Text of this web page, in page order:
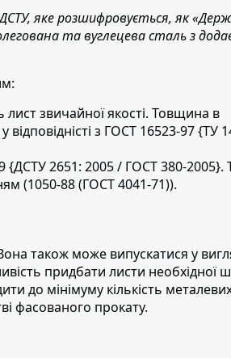
яке розшифровується, як
та вуглецева сталь з
звичайної якості. Товщина в
з ГОСТ 16523-97 {ТУ
{ДСТУ 2651: 2005 / ГОСТ 380-2005}.
(1050-88 (ГОСТ 4041-71)).
також може випускатися у
придбати листи необхідної
до мінімуму кількість металевих
фасованого прокату.